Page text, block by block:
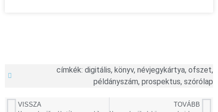
címkék: digitális, könyv, névjegykártya, ofszet,
példányszám, prospektus, szórólap
VISSZA TOVÁBB